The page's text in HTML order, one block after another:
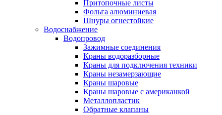
Притопочные листы
Фольга алюминиевая
Шнуры огнестойкие
Водоснабжение
Водопровод
Зажимные соединения
Краны водоразборные
Краны для подключения техники
Краны незамерзающие
Краны шаровые
Краны шаровые с американкой
Металлопластик
Обратные клапаны